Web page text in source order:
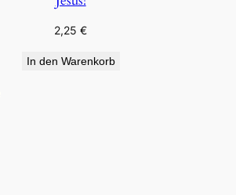
2,25€
In den Warenkorb